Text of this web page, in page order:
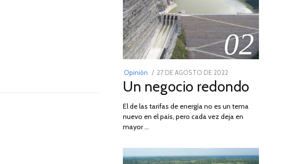
02
Opinión
POSTED
ON
27 DE AGOSTO DE 2022
DE
DE
2022
Un negocio redondo
El de las tarifas de energía no es un tema
nuevo en el país, pero cada vez deja en
mayor …